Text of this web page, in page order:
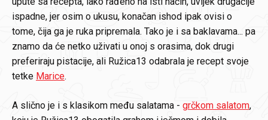
ispadne, jer osim o ukusu, konačan ishod ipak ovisi o
tome, čija ga je ruka pripremala. Tako je i sa baklavama... pa
znamo da će netko uživati u onoj s orasima, dok drugi
preferiraju pistacije, ali Ružica13 odabrala je recept svoje
tetke Marice.
A slično je i s klasikom među salatama - grčkom salatom,